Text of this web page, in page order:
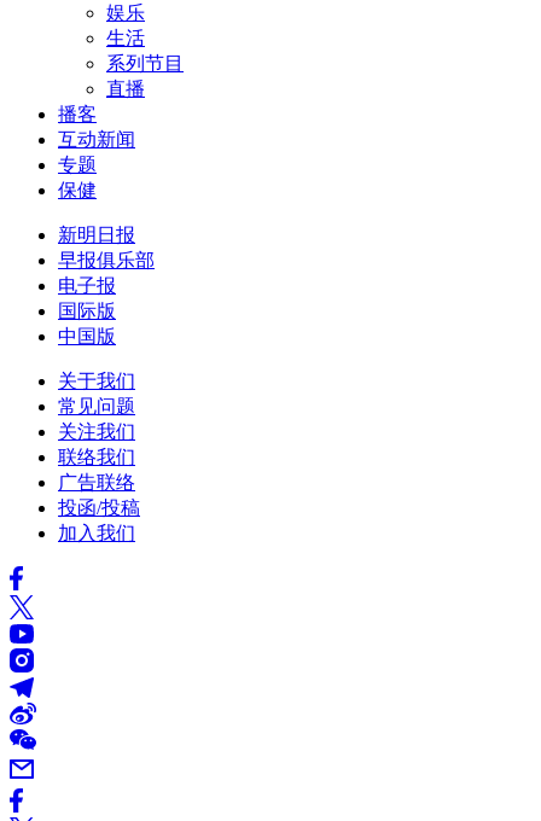
娱乐
生活
系列节目
直播
播客
互动新闻
专题
保健
新明日报
早报俱乐部
电子报
国际版
中国版
关于我们
常见问题
关注我们
联络我们
广告联络
投函/投稿
加入我们